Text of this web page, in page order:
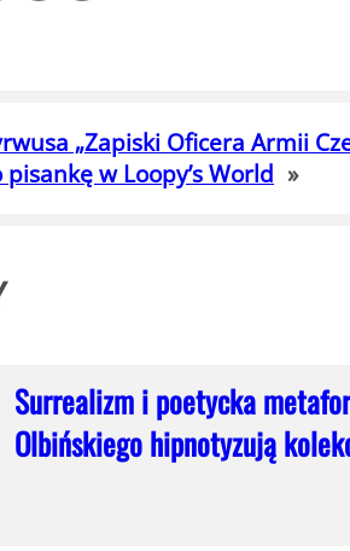
„Zapiski Oficera Armii
w Loopy’s World »
Surrealizm i poetycka
Olbińskiego hipnotyzują